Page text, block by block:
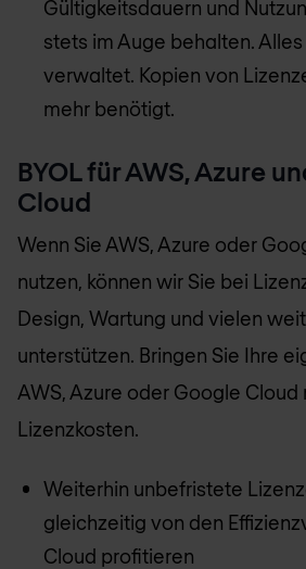
Gültigkeitsdauern und
stets im Auge behalten.
verwaltet. Kopien von
mehr benötigt.
BYOL für AWS, Azure
Cloud
Wenn Sie AWS, Azure oder
nutzen, können wir Sie bei
Design, Wartung und vielen
unterstützen. Bringen Sie Ihre
AWS, Azure oder Google Cloud
Lizenzkosten.
Weiterhin unbefristete
gleichzeitig von den
Cloud profitieren